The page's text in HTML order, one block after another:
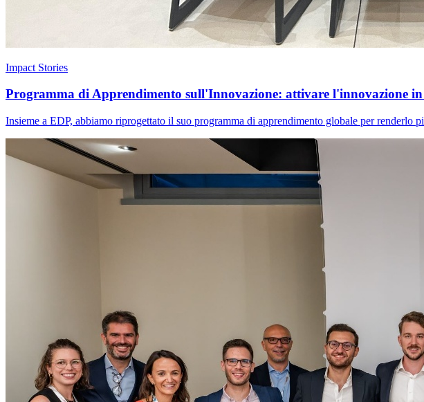
Impact Stories
Programma di Apprendimento sull'Innovazione: attivare l'innovazione in
Insieme a EDP, abbiamo riprogettato il suo programma di apprendimento globale per renderlo